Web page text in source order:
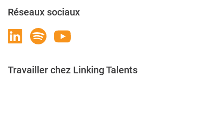
Réseaux sociaux
Travailler chez Linking Talents